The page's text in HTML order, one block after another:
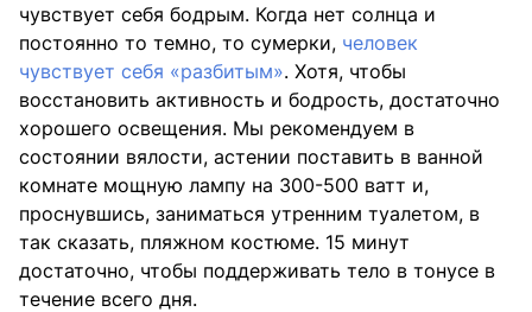
чувствует себя бодрым. Когда нет солнца и
постоянно то темно, то сумерки, человек
чувствует себя «разбитым». Хотя, чтобы
восстановить активность и бодрость, достаточно
хорошего освещения. Мы рекомендуем в
состоянии вялости, астении поставить в ванной
комнате мощную лампу на 300-500 ватт и,
проснувшись, заниматься утренним туалетом, в
так сказать, пляжном костюме. 15 минут
достаточно, чтобы поддерживать тело в тонусе в
течение всего дня.